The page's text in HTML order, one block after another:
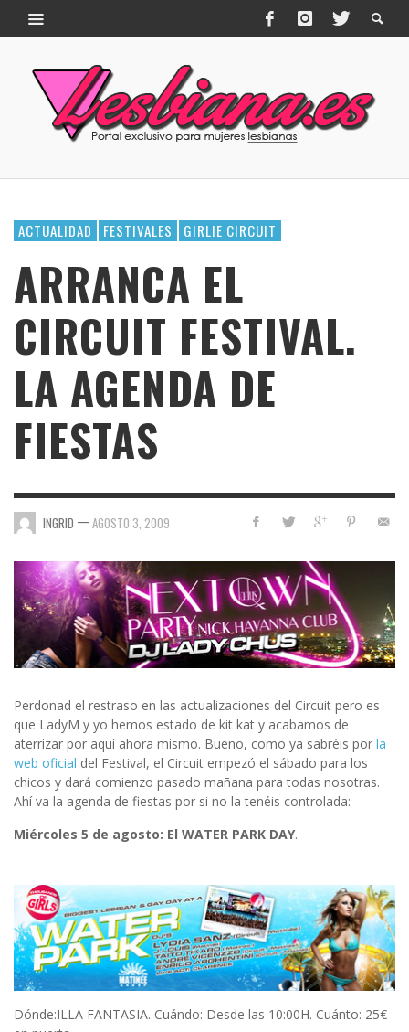
ACTUALIDAD FESTIVALES GIRLIE CIRCUIT
ARRANCA EL
CIRCUIT FESTIVAL.
LA AGENDA DE
FIESTAS
INGRID — AGOSTO 3, 2009
Perdonad el restraso en las actualizaciones del Circuit pero es
que LadyM y yo hemos estado de kit kat y acabamos de
aterrizar por aquí ahora mismo. Bueno, como ya sabréis por la
web oficial del Festival, el Circuit empezó el sábado para los
chicos y dará comienzo pasado mañana para todas nosotras.
Ahí va la agenda de fiestas por si no la tenéis controlada:
Miércoles 5 de agosto: El WATER PARK DAY.
Dónde:ILLA FANTASIA. Cuándo: Desde las 10:00H. Cuánto: 25€